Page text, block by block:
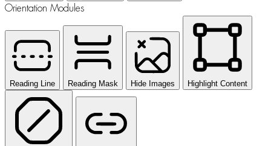
Orientation Modules
Reading Line Reading Mask Hide Images Highlight Content